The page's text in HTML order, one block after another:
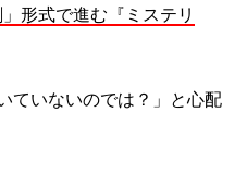
形式で進む『ミステリ
ていないのでは？」と心配